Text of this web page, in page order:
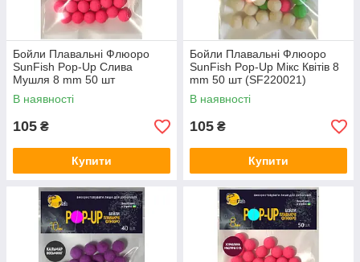
Бойли Плавальні Флюоро
SunFish Pop-Up Слива
Мушля 8 mm 50 шт
(SF220661)
В наявності
105 ₴
Купити
Бойли Плавальні Флюоро
SunFish Pop-Up Мікс Квітів 8
mm 50 шт (SF220021)
В наявності
105 ₴
Купити